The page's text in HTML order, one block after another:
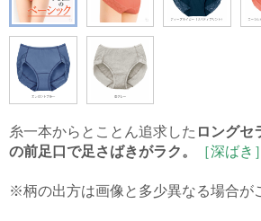
糸一本からとことん追求した ロングセ
の前足口で足さばきがラク。
［深ばき］
※柄の出方は画像と多少異なる場合が